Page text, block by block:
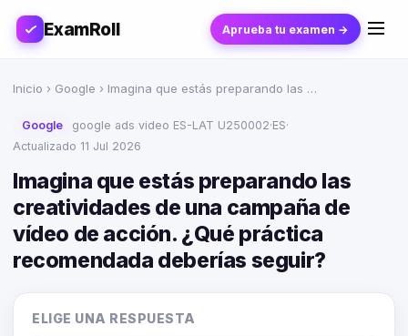
ExamRoll Aprueba tu examen →
Inicio › Google › Imagina que estás preparando las …
Google google ads video ES-LAT U250002·ES·
Actualizado 11 Jul 2026
Imagina que estás preparando las
creatividades de una campaña de
vídeo de acción. ¿Qué práctica
recomendada deberías seguir?
ELIGE UNA RESPUESTA